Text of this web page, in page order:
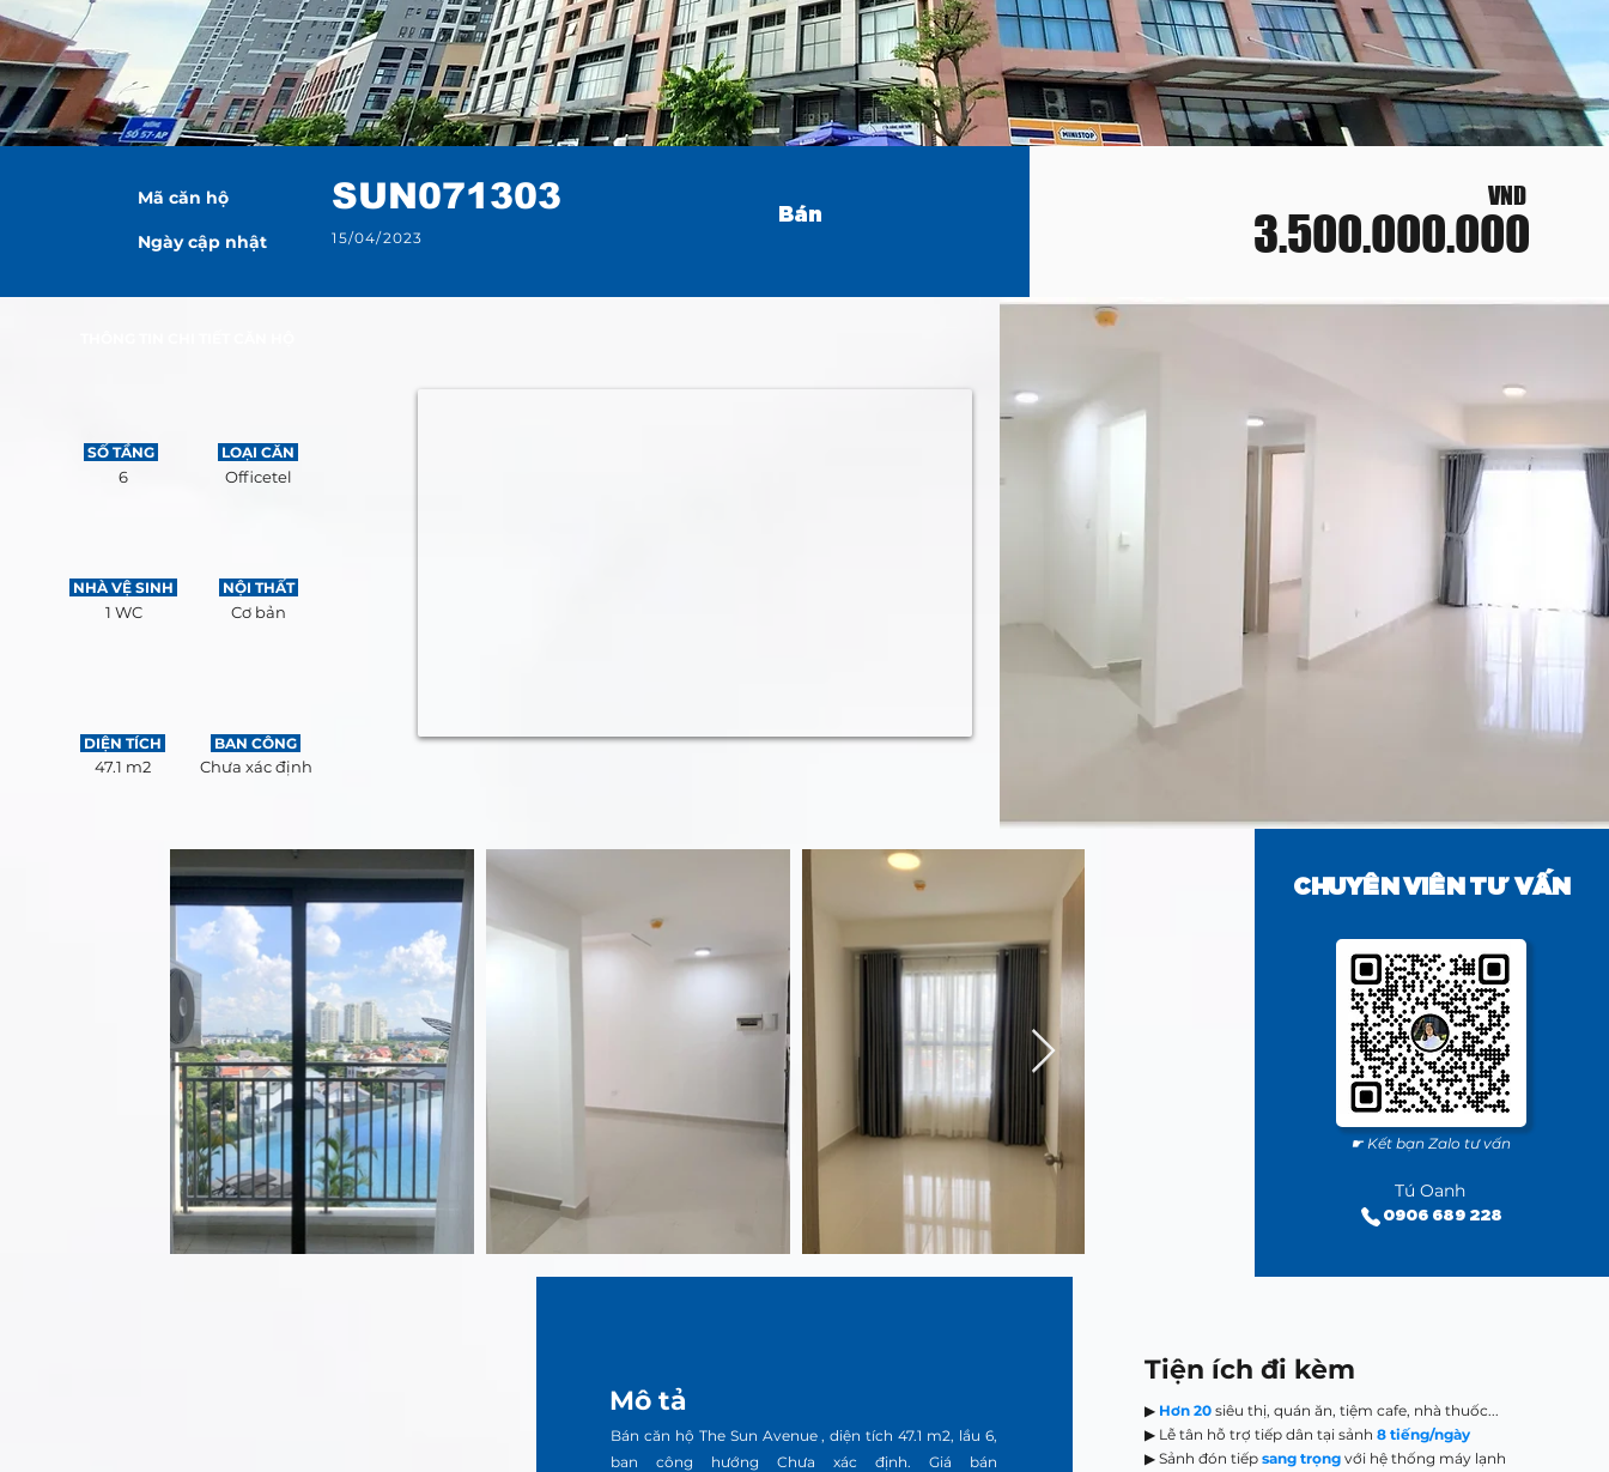
Mã căn hộ
Ngày cập nhật
SUN071303
15/04/2023
Bán
VND
3.500.000.000
SỐ TẦNG
6
LOẠI CĂN
Officetel
NHÀ VỆ SINH
1 WC
NỘI THẤT
Cơ bản
DIỆN TÍCH
47.1 m2
BAN CÔNG
Chưa xác định
CHUYÊN VIÊN TƯ VẤN
☛ Kết bạn Zalo tư vấn
Tú Oanh
0906 689 228
Mô tả
Bán căn hộ The Sun Avenue , diện tích 47.1 m2, lầu 6,
ban công hướng Chưa xác định. Giá bán
Tiện ích đi kèm
▶ Hơn 20 siêu thị, quán ăn, tiệm cafe, nhà thuốc...
▶ Lễ tân hỗ trợ tiếp dân tại sảnh8 tiếng/ngày
▶ Sảnh đón tiếpsang trọng với hệ thống máy lạnh